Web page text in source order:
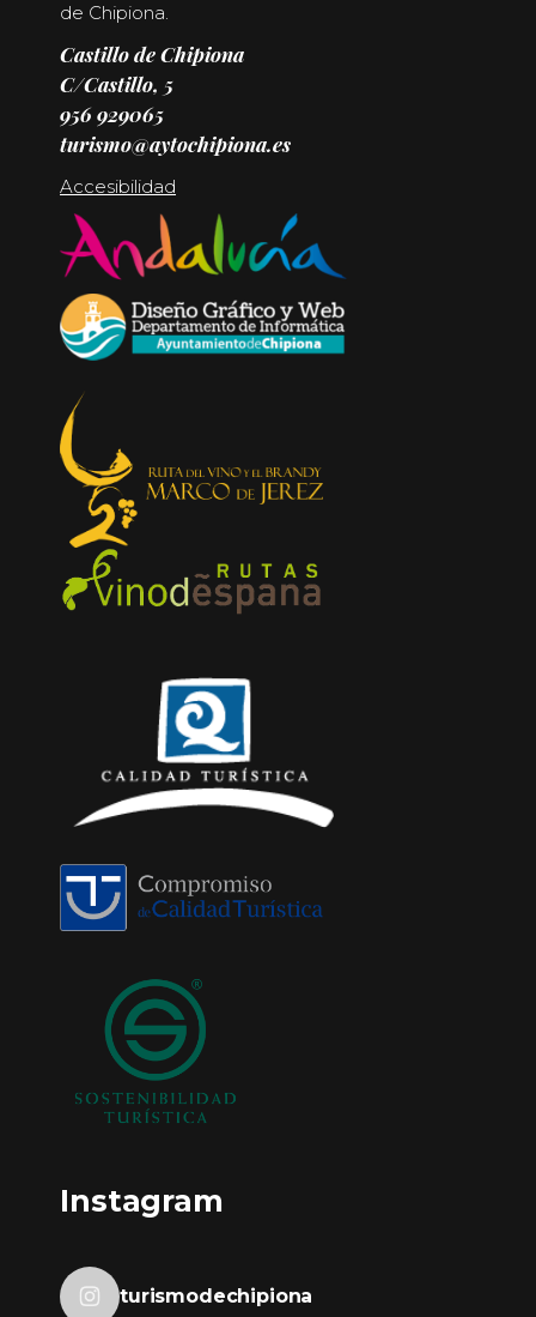
de Chipiona.
Castillo de Chipiona
C/Castillo, 5
956 929065
turismo@aytochipiona.es
Accesibilidad
Instagram
turismodechipiona